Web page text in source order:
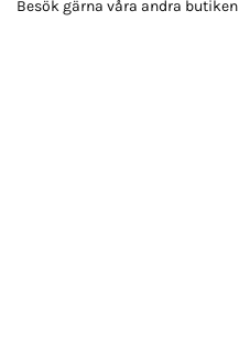
Besök gärna våra andra butiken